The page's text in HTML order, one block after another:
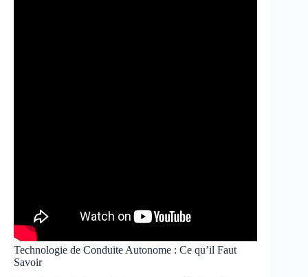
Technologie de Conduite Autonome : Ce qu’il Faut
Savoir